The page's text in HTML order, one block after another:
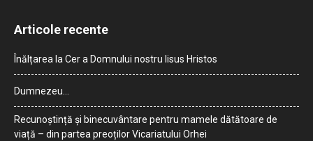
Articole recente
Înălțarea la Cer a Domnului nostru Iisus Hristos
Dumnezeu…
Recunoștință și binecuvântare pentru mamele dătătoare de
viață – din partea preoților Vicariatului Orhei